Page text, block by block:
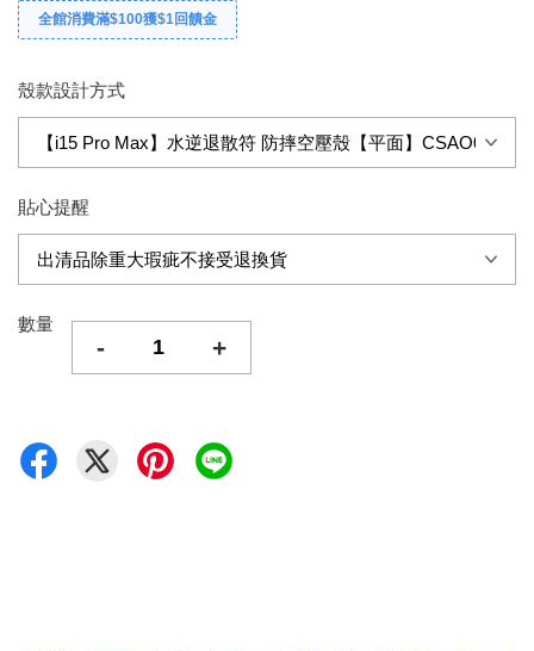
全館消費滿$100獲$1回饋金
殼款設計方式
貼心提醒
數量
- +